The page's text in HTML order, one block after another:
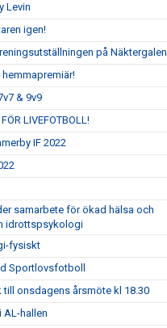
Levin
igen!
på Näktergalen
& 9v9
LIVEFOTBOLL!
IF 2022
samarbete för ökad hälsa och
idrottspsykologi
fysiskt
Sportlovsfotboll
onsdagens årsmöte kl 18.30
hallen